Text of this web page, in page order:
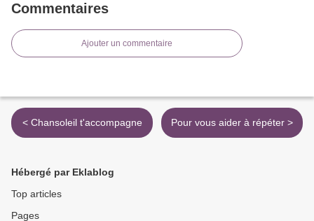
Commentaires
Ajouter un commentaire
< Chansoleil t'accompagne Pour vous aider à répéter >
Hébergé par Eklablog
Top articles
Pages